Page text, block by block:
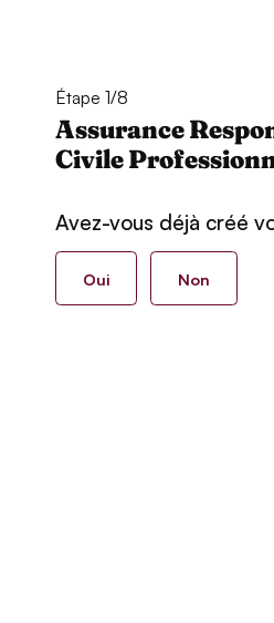
Étape 1/8
Assurance
Civile
Avez-vous déjà créé
Oui Non